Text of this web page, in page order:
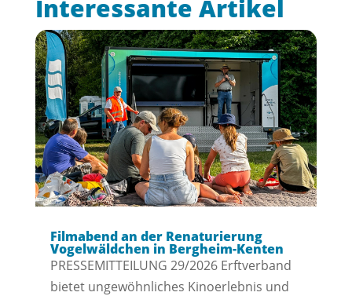
Interessante Artikel
Filmabend an der Renaturierung
Vogelwäldchen in Bergheim-Kenten
PRESSEMITTEILUNG 29/2026 Erftverband
bietet ungewöhnliches Kinoerlebnis und